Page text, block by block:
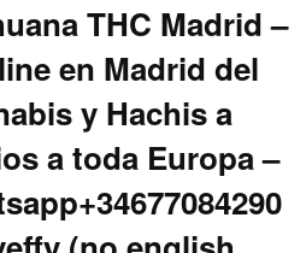
THC Madrid –
en Madrid del
y Hachis a
a toda Europa –